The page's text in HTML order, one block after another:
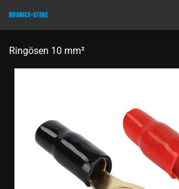
Ringösen 10 mm²